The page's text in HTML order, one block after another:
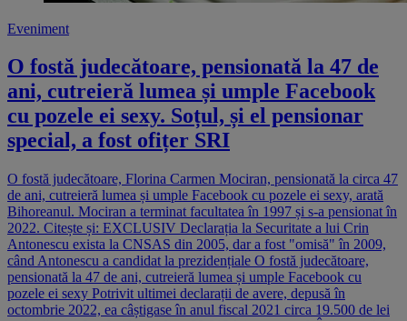
Eveniment
O fostă judecătoare, pensionată la 47 de
ani, cutreieră lumea și umple Facebook
cu pozele ei sexy. Soțul, și el pensionar
special, a fost ofițer SRI
O fostă judecătoare, Florina Carmen Mociran, pensionată la circa 47
de ani, cutreieră lumea și umple Facebook cu pozele ei sexy, arată
Bihoreanul. Mociran a terminat facultatea în 1997 și s-a pensionat în
2022. Citește și: EXCLUSIV Declarația la Securitate a lui Crin
Antonescu exista la CNSAS din 2005, dar a fost "omisă" în 2009,
când Antonescu a candidat la prezidențiale O fostă judecătoare,
pensionată la 47 de ani, cutreieră lumea și umple Facebook cu
pozele ei sexy Potrivit ultimei declarații de avere, depusă în
octombrie 2022, ea câștigase în anul fiscal 2021 circa 19.500 de lei